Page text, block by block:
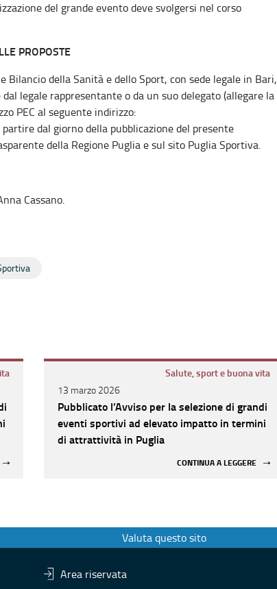
del grande evento deve svolgersi nel corso
PROPOSTE
della Sanità e dello Sport, con sede legale in Bari,
legale rappresentante o da un suo delegato (allegare la
PEC al seguente indirizzo:
partire dal giorno della pubblicazione del presente
della Regione Puglia e sul sito Puglia Sportiva.
Cassano.
Salute, sport e buona vita
13 marzo 2026
Pubblicato l’Avviso per la selezione di grandi
eventi sportivi ad elevato impatto in termini
di attrattività in Puglia
CONTINUA A LEGGERE
Valuta questo sito
Area riservata